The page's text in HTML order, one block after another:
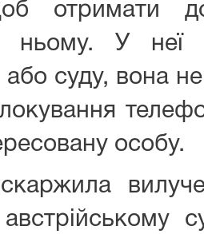
отримати
ньому. У неї
або суду, вона
особу.